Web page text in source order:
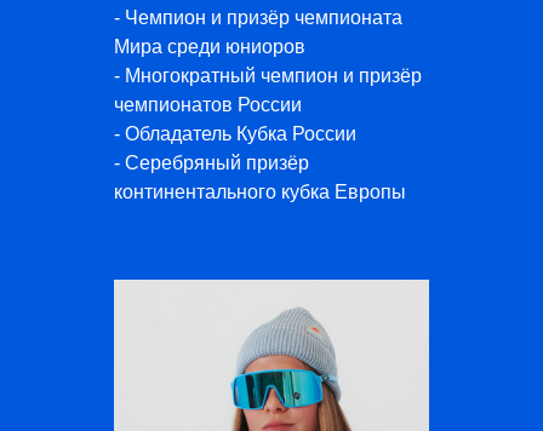
- Чемпион и призёр чемпионата
Мира среди юниоров
- Многократный чемпион и призёр
чемпионатов России
- Обладатель Кубка России
- Серебряный призёр
континентального кубка Европы